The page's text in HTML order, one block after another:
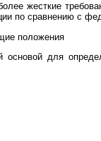
жесткие
по сравнению с
положения
для